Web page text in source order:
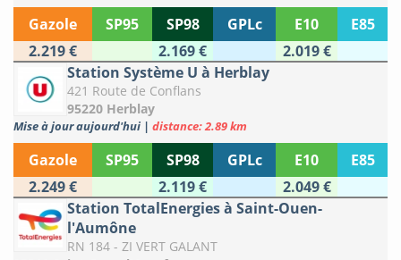
Gazole SP95 SP98 GPLc E10
E85
2.219 €
2.169 €
2.019 €
Station Système U à Herblay
421 Route de Conflans
95220 Herblay
Mise à jour aujourd'hui | distance: 2.89 km
Gazole SP95 SP98 GPLc E10
E85
2.249 €
2.119 €
2.049 €
Station TotalEnergies à Saint-Ouen-
l'Aumône
RN 184 - ZI VERT GALANT